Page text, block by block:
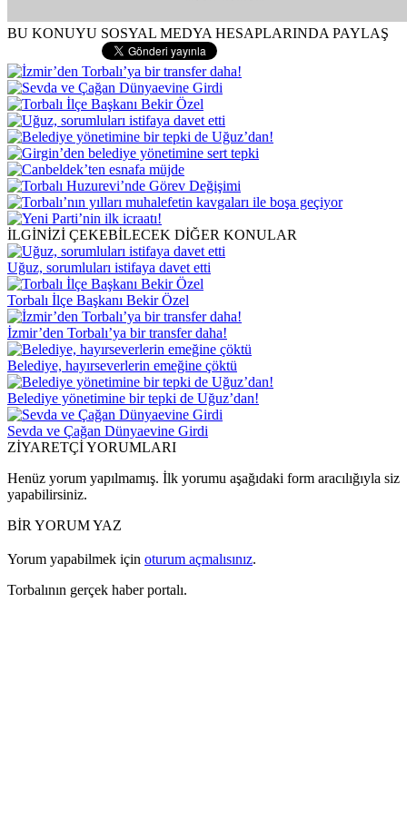
BU KONUYU SOSYAL MEDYA HESAPLARINDA PAYLAŞ
İLGİNİZİ ÇEKEBİLECEK DİĞER KONULAR
Uğuz, sorumluları istifaya davet etti
Torbalı İlçe Başkanı Bekir Özel
İzmir’den Torbalı’ya bir transfer daha!
Belediye, hayırseverlerin emeğine çöktü
Belediye yönetimine bir tepki de Uğuz’dan!
Sevda ve Çağan Dünyaevine Girdi
ZİYARETÇİ YORUMLARI
Henüz yorum yapılmamış. İlk yorumu aşağıdaki form aracılığıyla siz
yapabilirsiniz.
BİR YORUM YAZ
Yorum yapabilmek için oturum açmalısınız.
Torbalının gerçek haber portalı.